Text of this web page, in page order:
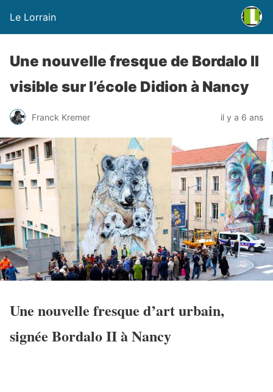
Le Lorrain
Une nouvelle fresque de Bordalo II
visible sur l’école Didion à Nancy
Franck Kremer il y a 6 ans
Une nouvelle fresque d’art urbain,
signée Bordalo II à Nancy